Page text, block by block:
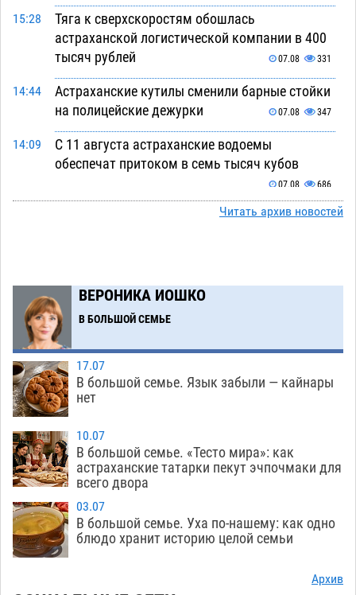
15:28
Тяга к сверхскоростям обошлась
астраханской логистической компании в 400
тысяч рублей
07.08 331
14:44
Астраханские кутилы сменили барные стойки
на полицейские дежурки
07.08 347
14:09
С 11 августа астраханские водоемы
обеспечат притоком в семь тысяч кубов
07.08 686
Астраханский аэропорт попробует отбиться
помойку
11:58
В Астрахани подросток угнал мотоцикл и
похитил чужие мобильник с банковскими
картами
11:20
Астраханцев ждут на парковом газоне с
призами и эрмитажными котами
10:43
Астраханский суд встал на сторону МЧС в
споре за возврат униформы
07.08 389
10:02
На Всероссийской Спартакиаде астраханские
гандболисты уступили казанским «драконам»
07.08
Читать архив новостей
ВЕРОНИКА ИОШКО
В БОЛЬШОЙ СЕМЬЕ
17.07
В большой семье. Язык забыли — кайнары
нет
10.07
В большой семье. «Тесто мира»: как
астраханские татарки пекут эчпочмаки для
всего двора
03.07
В большой семье. Уха по-нашему: как одно
блюдо хранит историю целой семьи
Архив